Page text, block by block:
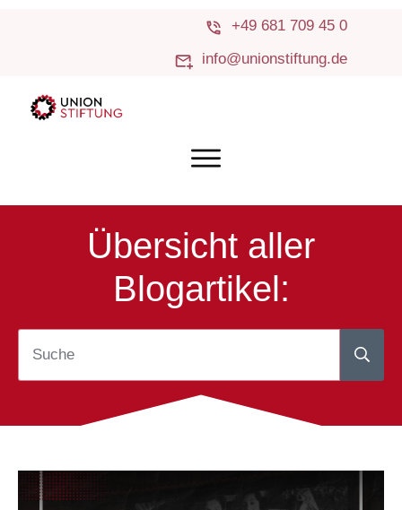
+49 681 709 45 0
info@unionstiftung.de
Übersicht aller
Blogartikel: